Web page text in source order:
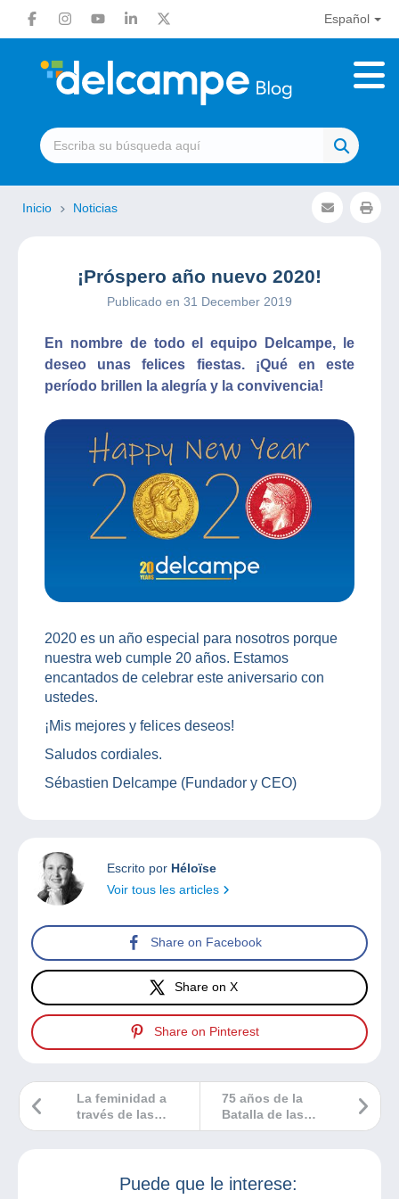
Español
Inicio Noticias
¡Próspero año nuevo 2020!
Publicado en 31 December 2019
En nombre de todo el equipo Delcampe, le
deseo unas felices fiestas. ¡Qué en este
período brillen la alegría y la convivencia!
2020 es un año especial para nosotros porque
nuestra web cumple 20 años. Estamos
encantados de celebrar este aniversario con
ustedes.
¡Mis mejores y felices deseos!
Saludos cordiales.
Sébastien Delcampe (Fundador y CEO)
Escrito por Héloïse
Voir tous les articles
Share on Facebook
Share on X
Share on Pinterest
75 años de la
Batalla de las
Ardenas, un deber
La feminidad a
través de las
postales de
Puede que le interese: